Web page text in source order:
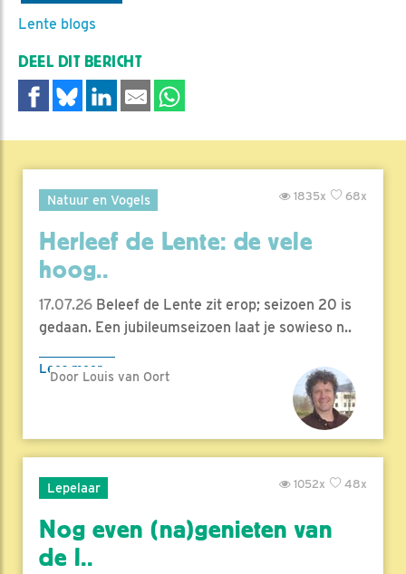
Lente blogs
DEEL DIT BERICHT
Natuur en Vogels 68x
1835x
Herleef de Lente: de vele
hoog..
17.07.26 Beleef de Lente zit erop; seizoen 20 is
gedaan. Een jubileumseizoen laat je sowieso n..
Lees meer
Door Louis van Oort
Lepelaar 48x
1052x
Nog even (na)genieten van
de l..